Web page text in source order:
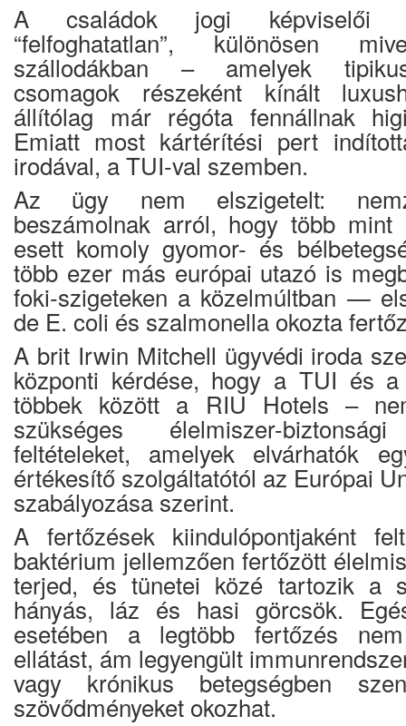
A családok jogi képviselői
“felfoghatatlan”, különösen
szállodákban – amelyek
csomagok részeként kínált
állítólag már régóta fennállnak
Emiatt most kártérítési pert
irodával, a TUI-val szemben.
Az ügy nem elszigetelt:
beszámolnak arról, hogy több
esett komoly gyomor- és
több ezer más európai utazó is
foki-szigeteken a közelmúltban —
de E. coli és szalmonella okozta
A brit Irwin Mitchell ügyvédi iroda
központi kérdése, hogy a TUI és
többek között a RIU Hotels –
szükséges élelmiszer-
feltételeket, amelyek elvárhatók
értékesítő szolgáltatótól az Európai
szabályozása szerint.
A fertőzések kiindulópontjaként
baktérium jellemzően fertőzött
terjed, és tünetei közé tartozik a
hányás, láz és hasi görcsök.
esetében a legtöbb fertőzés
ellátást, ám legyengült
vagy krónikus betegségben
szövődményeket okozhat.